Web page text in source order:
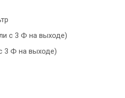
с 3 Ф на выходе)
3 Ф на выходе)